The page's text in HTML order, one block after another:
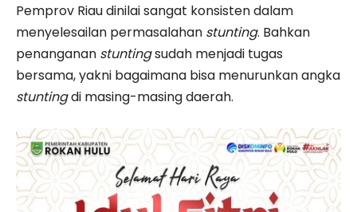
Pemprov Riau dinilai sangat konsisten dalam
menyelesailan permasalahan stunting. Bahkan
penanganan stuntingsudah menjadi tugas
bersama, yakni bagaimana bisa menurunkan angka
stuntingdi masing-masing daerah.